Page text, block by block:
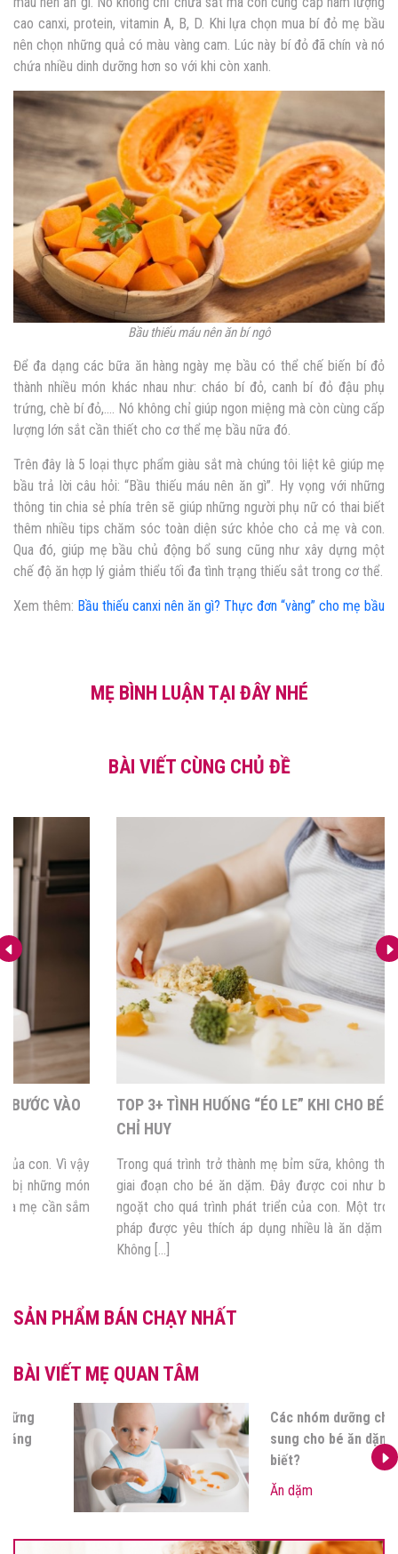
cao canxi, protein, vitamin A, B, D. Khi lựa chọn mua bí đỏ mẹ bầu
nên chọn những quả có màu vàng cam. Lúc này bí đỏ đã chín và nó
chứa nhiều dinh dưỡng hơn so với khi còn xanh.
Bầu thiếu máu nên ăn bí ngô
Để đa dạng các bữa ăn hàng ngày mẹ bầu có thể chế biến bí đỏ
thành nhiều món khác nhau như: cháo bí đỏ, canh bí đỏ đậu phụ
trứng, chè bí đỏ,…. Nó không chỉ giúp ngon miệng mà còn cùng cấp
lượng lớn sắt cần thiết cho cơ thể mẹ bầu nữa đó.
Trên đây là 5 loại thực phẩm giàu sắt mà chúng tôi liệt kê giúp mẹ
bầu trả lời câu hỏi: “Bầu thiếu máu nên ăn gì”. Hy vọng với những
thông tin chia sẻ phía trên sẽ giúp những người phụ nữ có thai biết
thêm nhiều tips chăm sóc toàn diện sức khỏe cho cả mẹ và con.
Qua đó, giúp mẹ bầu chủ động bổ sung cũng như xây dựng một
chế độ ăn hợp lý giảm thiểu tối đa tình trạng thiếu sắt trong cơ thể.
Xem thêm: Bầu thiếu canxi nên ăn gì? Thực đơn “vàng” cho mẹ bầu
MẸ BÌNH LUẬN TẠI ĐÂY NHÉ
BÀI VIẾT CÙNG CHỦ ĐỀ
TOP 3+ TÌNH HUỐNG “ÉO LE” KHI CHO BÉ ĂN DẶM TỰ
Trong quá trình trở thành mẹ bỉm sữa, không thể không tránh khỏi
giai đoạn cho bé ăn dặm. Đây được coi như bản lề mở ra bước
ngoặt cho quá trình phát triển của con. Một trong những phương
pháp được yêu thích áp dụng nhiều là ăn dặm tự chỉ huy (BLW).
SẢN PHẨM BÁN CHẠY NHẤT
BÀI VIẾT MẸ QUAN TÂM
Quá trình thụ tinh và những
yếu tố ảnh hưởng khả năng
thụ tinh
Góc của mẹ